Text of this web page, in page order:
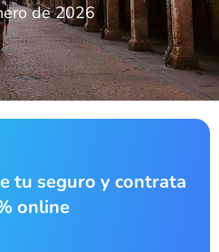
de 2026
tu seguro y contrata
online